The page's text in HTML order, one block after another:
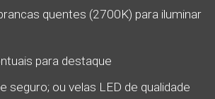
quentes (2700K) para iluminar
para destaque
seguro; ou velas LED de qualidade